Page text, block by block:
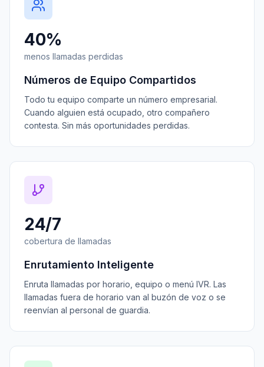
40%
menos llamadas perdidas
Números de Equipo Compartidos
Todo tu equipo comparte un número empresarial.
Cuando alguien está ocupado, otro compañero
contesta. Sin más oportunidades perdidas.
24/7
cobertura de llamadas
Enrutamiento Inteligente
Enruta llamadas por horario, equipo o menú IVR. Las
llamadas fuera de horario van al buzón de voz o se
reenvían al personal de guardia.